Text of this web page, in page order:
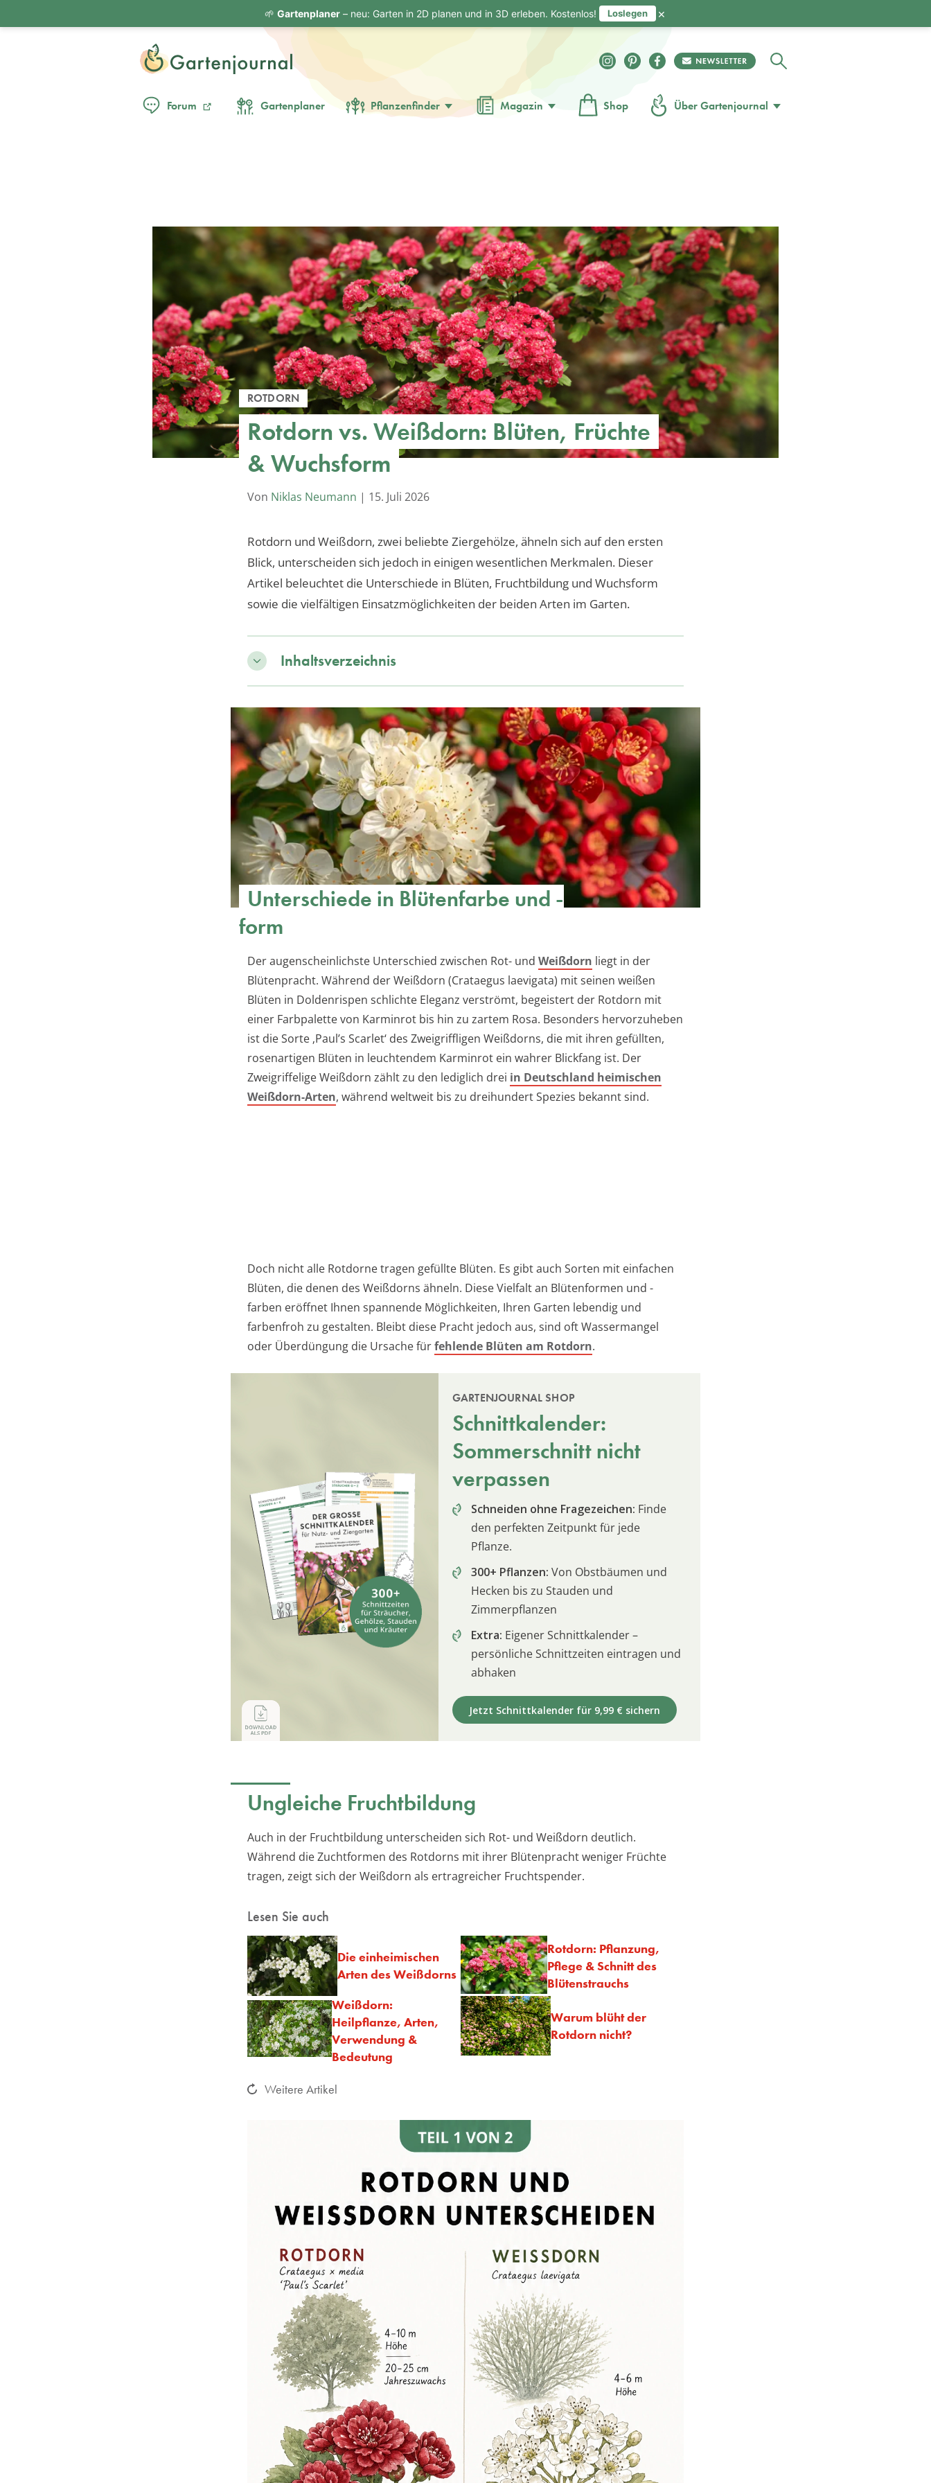
Forum Gartenplaner Pflanzenfinder Magazin Shop Über Gartenjournal
ROTDORN
Rotdorn vs. Weißdorn: Blüten, Früchte
& Wuchsform
Von Niklas Neumann | 15. Juli 2026
Rotdorn und Weißdorn, zwei beliebte Ziergehölze, ähneln sich auf den ersten
Blick, unterscheiden sich jedoch in einigen wesentlichen Merkmalen. Dieser
Artikel beleuchtet die Unterschiede in Blüten, Fruchtbildung und Wuchsform
sowie die vielfältigen Einsatzmöglichkeiten der beiden Arten im Garten.
Inhaltsverzeichnis
Unterschiede in Blütenfarbe und -
form
Der augenscheinlichste Unterschied zwischen Rot- und Weißdorn liegt in der
Blütenpracht. Während der Weißdorn (Crataegus laevigata) mit seinen weißen
Blüten in Doldenrispen schlichte Eleganz verströmt, begeistert der Rotdorn mit
einer Farbpalette von Karminrot bis hin zu zartem Rosa. Besonders hervorzuheben
ist die Sorte ‚Paul’s Scarlet‘ des Zweigriffligen Weißdorns, die mit ihren gefüllten,
rosenartigen Blüten in leuchtendem Karminrot ein wahrer Blickfang ist. Der
Zweigriffelige Weißdorn zählt zu den lediglich drei in Deutschland heimischen
Weißdorn-Arten, während weltweit bis zu dreihundert Spezies bekannt sind.
Doch nicht alle Rotdorne tragen gefüllte Blüten. Es gibt auch Sorten mit einfachen
Blüten, die denen des Weißdorns ähneln. Diese Vielfalt an Blütenformen und -
farben eröffnet Ihnen spannende Möglichkeiten, Ihren Garten lebendig und
farbenfroh zu gestalten. Bleibt diese Pracht jedoch aus, sind oft Wassermangel
oder Überdüngung die Ursache fürfehlende Blüten am Rotdorn.
GARTENJOURNAL SHOP
Schnittkalender:
Sommerschnitt nicht
verpassen
Schneiden ohne Fragezeichen: Finde
den perfekten Zeitpunkt für jede
Pflanze.
300+ Pflanzen: Von Obstbäumen und
Hecken bis zu Stauden und
Zimmerpflanzen
Extra: Eigener Schnittkalender –
persönliche Schnittzeiten eintragen und
abhaken
Jetzt Schnittkalender für 9,99 € sichern
Ungleiche Fruchtbildung
Auch in der Fruchtbildung unterscheiden sich Rot- und Weißdorn deutlich.
Während die Zuchtformen des Rotdorns mit ihrer Blütenpracht weniger Früchte
tragen, zeigt sich der Weißdorn als ertragreicher Fruchtspender.
Lesen Sie auch
Die einheimischen
Arten des Weißdorns
Rotdorn: Pflanzung,
Pflege & Schnitt des
Blütenstrauchs
Weißdorn:
Heilpflanze, Arten,
Verwendung &
Bedeutung
Warum blüht der
Rotdorn nicht?
Weitere Artikel
🌱 Gartenplaner– neu: Garten in 2D planen und in 3D erleben. Kostenlos! Loslegen ×